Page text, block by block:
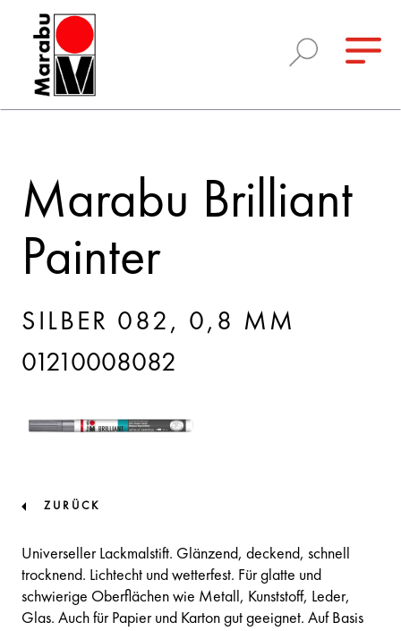
Marabu Brilliant
Painter
SILBER 082, 0,8 MM
01210008082
ZURÜCK
Universeller Lackmalstift. Glänzend, deckend, schnell
trocknend. Lichtecht und wetterfest. Für glatte und
schwierige Oberflächen wie Metall, Kunststoff, Leder,
Glas. Auch für Papier und Karton gut geeignet. Auf Basis